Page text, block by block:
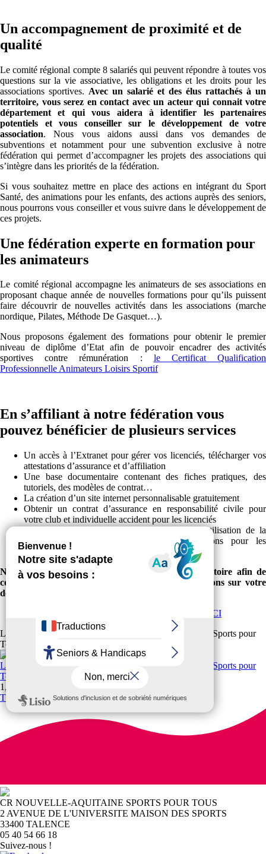
Un accompagnement de proximité et de
qualité
Le comité régional compte 8 salariés qui peuvent répondre à toutes vos
questions sur la vie associative, les obligations et les droits pour les
associations sportives. Avec un salarié et des élus rattachés à un
territoire, vous serez en contact avec un acteur qui connait votre
département et qui vous aidera à identifier les partenaires
potentiels et vous conseiller sur le développement de votre
association. Nous vous aidons aussi dans vos demandes de
subventions et notamment pour une subvention exclusive à notre
fédération qui permet d’accompagner les projets des associations qui
s’intègre dans les priorités de la fédération.
Si vous souhaitez mettre en place des actions en intégrant du Sport
Santé, des animations pour les enfants, des actions auprès des seniors,
nous pourrons vous conseiller et vous suivre dans le développement de
ces projets.
Une fédération experte en formation pour
les animateurs
Le comité régional accompagne les animateurs de ses associations en
proposant chaque année de nouvelles formations pour qu’ils puissent
faire découvrir de nouvelles activités dans les associations (marche
nordique, Pilates, Méthode De Gasquet…).
Nous proposons également des formations pour obtenir le premier
niveau de diplôme d’Etat afin de pouvoir encadrer des activités
sportives contre rémunération : le Certificat Qualification
Professionnelle Animateurs Loisirs Sportif
En s’affiliant à notre fédération vous
pouvez bénéficier de plusieurs services
Un accès à l’Extranet pour gérer vos licenciés, télécharger vos
attestations d’assurance et d’affiliation
Une base documentaire contenant des fiches pratiques, des
tutoriels, des modèles de contrat…
La création d’un site internet personnalisable gratuitement
Obtenir un contrat d’assurance en responsabilité civile pour
votre club et individuelle accident pour les licenciés
Prise en charge totale de la SACEM pour l’utilisation de la
musique pendant vos cours et des réductions pour les
évènements occasionnels
N’hésitez pas à contacter le référent de votre territoire afin de
connaitre les spécificités de notre réseau et les actions sur votre
département.
Pour s’affilier, rien de plus simple et cliquer ICI
Les bonnes raisons de s'affilier à la Fédération Française Sports pour
Tous
Les bonnes raisons de s'affilier à la Fédération Française Sports pour
Tous
1,3 Mo
Télécharger
CR NOUVELLE-AQUITAINE SPORTS POUR TOUS
2 AVENUE DE L'UNIVERSITE MAISON DES SPORTS
33400 TALENCE
05 40 54 66 18
Suivez-nous !